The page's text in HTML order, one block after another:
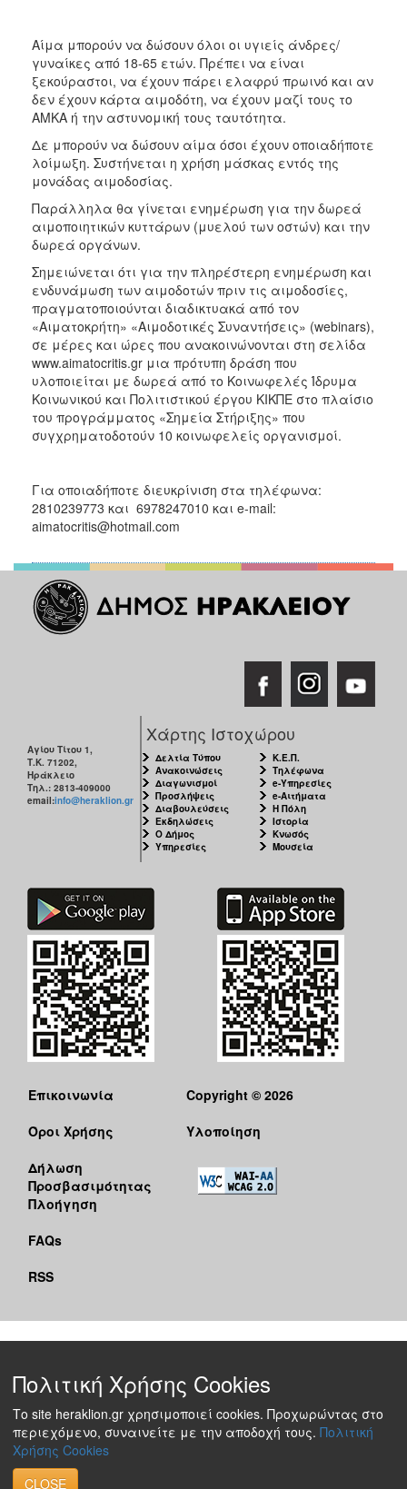
Αίμα μπορούν να δώσουν όλοι οι υγιείς άνδρες/
γυναίκες από 18-65 ετών. Πρέπει να είναι
ξεκούραστοι, να έχουν πάρει ελαφρύ πρωινό και αν
δεν έχουν κάρτα αιμοδότη, να έχουν μαζί τους το
ΑΜΚΑ ή την αστυνομική τους ταυτότητα.
Δε μπορούν να δώσουν αίμα όσοι έχουν οποιαδήποτε
λοίμωξη. Συστήνεται η χρήση μάσκας εντός της
μονάδας αιμοδοσίας.
Παράλληλα θα γίνεται ενημέρωση για την δωρεά
αιμοποιητικών κυττάρων (μυελού των οστών) και την
δωρεά οργάνων.
Σημειώνεται ότι για την πληρέστερη ενημέρωση και
ενδυνάμωση των αιμοδοτών πριν τις αιμοδοσίες,
πραγματοποιούνται διαδικτυακά από τον
«Αιματοκρήτη» «Αιμοδοτικές Συναντήσεις» (webinars),
σε μέρες και ώρες που ανακοινώνονται στη σελίδα
www.aimatocritis.gr μια πρότυπη δράση που
υλοποιείται με δωρεά από το Κοινωφελές Ίδρυμα
Κοινωνικού και Πολιτιστικού έργου ΚΙΚΠΕ στο πλαίσιο
του προγράμματος «Σημεία Στήριξης» που
συγχρηματοδοτούν 10 κοινωφελείς οργανισμοί.
Για οποιαδήποτε διευκρίνιση στα τηλέφωνα:
2810239773 και 6978247010 και e-mail:
aimatocritis@hotmail.com
Αγίου Τίτου 1,
Τ.Κ. 71202,
Ηράκλειο
Τηλ.: 2813-409000
email:info@heraklion.gr
Χάρτης Ιστοχώρου
Δελτία Τύπου
Ανακοινώσεις
Διαγωνισμοί
Προσλήψεις
Διαβουλεύσεις
Εκδηλώσεις
Ο Δήμος
Υπηρεσίες
Κ.Ε.Π.
Τηλέφωνα
e-Υπηρεσίες
e-Αιτήματα
Η Πόλη
Ιστορία
Κνωσός
Μουσεία
Επικοινωνία
Όροι Χρήσης
Δήλωση
Προσβασιμότητας
Πλοήγηση
FAQs
RSS
Copyright © 2026
Υλοποίηση
Πολιτική Χρήσης Cookies
Το site heraklion.gr χρησιμοποιεί cookies. Προχωρώντας στο
περιεχόμενο, συναινείτε με την αποδοχή τους. Πολιτική
Χρήσης Cookies
CLOSE